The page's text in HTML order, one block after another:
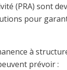
(PRA) sont
pour
à
prévoir :